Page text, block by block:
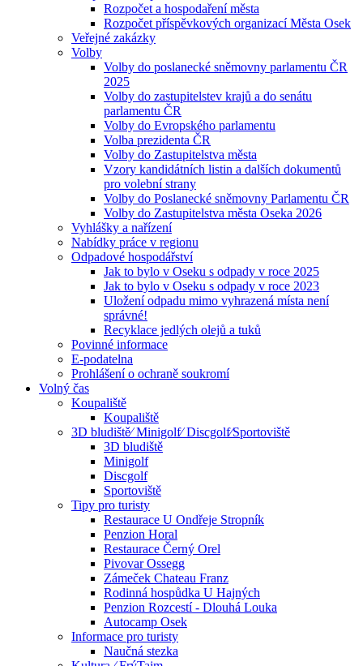
Rozpočet a hospodaření města
Rozpočet příspěvkových organizací Města Osek
Veřejné zakázky
Volby
Volby do poslanecké sněmovny parlamentu ČR
2025
Volby do zastupitelstev krajů a do senátu
parlamentu ČR
Volby do Evropského parlamentu
Volba prezidenta ČR
Volby do Zastupitelstva města
Vzory kandidátních listin a dalších dokumentů
pro volební strany
Volby do Poslanecké sněmovny Parlamentu ČR
Volby do Zastupitelstva města Oseka 2026
Vyhlášky a nařízení
Nabídky práce v regionu
Odpadové hospodářství
Jak to bylo v Oseku s odpady v roce 2025
Jak to bylo v Oseku s odpady v roce 2023
Uložení odpadu mimo vyhrazená místa není
správné!
Recyklace jedlých olejů a tuků
Povinné informace
E-podatelna
Prohlášení o ochraně soukromí
Volný čas
Koupaliště
Koupaliště
3D bludiště⁄ Minigolf⁄ Discgolf⁄Sportoviště
3D bludiště
Minigolf
Discgolf
Sportoviště
Tipy pro turisty
Restaurace U Ondřeje Stropník
Penzion Horal
Restaurace Černý Orel
Pivovar Ossegg
Zámeček Chateau Franz
Rodinná hospůdka U Hajných
Penzion Rozcestí - Dlouhá Louka
Autocamp Osek
Informace pro turisty
Naučná stezka